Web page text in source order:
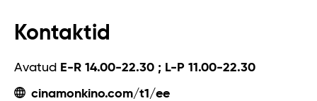
Kontaktid
Avatud E-R 14.00-22.30 ; L-P 11.00-22.30
cinamonkino.com/t1/ee